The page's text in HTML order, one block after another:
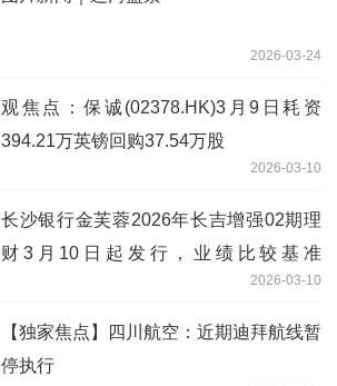
2026-03-24
观焦点：保诚(02378.HK)3月9日耗资
394.21万英镑回购37.54万股
2026-03-10
长沙银行金芙蓉2026年长吉增强02期理
财3月10日起发行，业绩比较基准
2026-03-10
【独家焦点】四川航空：近期迪拜航线暂
停执行